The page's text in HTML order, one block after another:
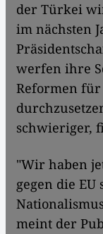
der Türkei
im nächsten
werfen ihre
Reformen
schwieriger,
"Wir haben
gegen die EU
meint der